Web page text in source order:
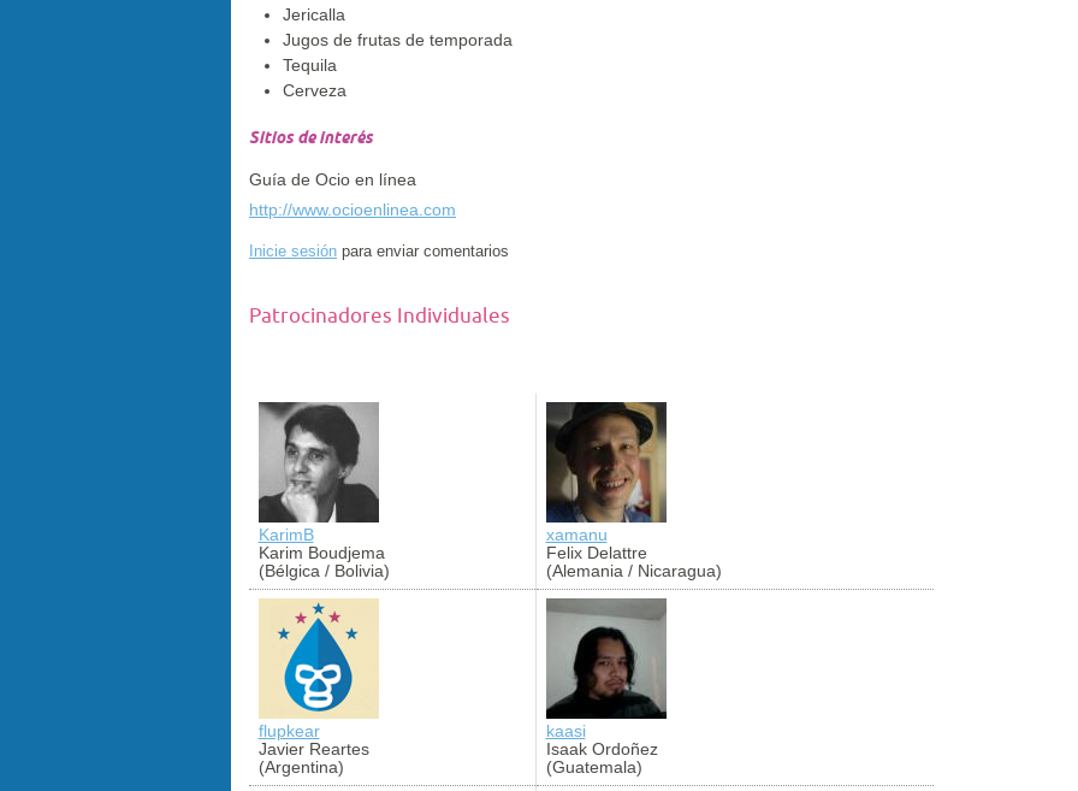
Jericalla
Jugos de frutas de temporada
Tequila
Cerveza
Sitios de interés
Guía de Ocio en línea
http://www.ocioenlinea.com
Inicie sesión para enviar comentarios
Patrocinadores Individuales
KarimB
Karim Boudjema
(Bélgica / Bolivia)
xamanu
Felix Delattre
(Alemania / Nicaragua)
flupkear
Javier Reartes
(Argentina)
kaasi
Isaak Ordoñez
(Guatemala)